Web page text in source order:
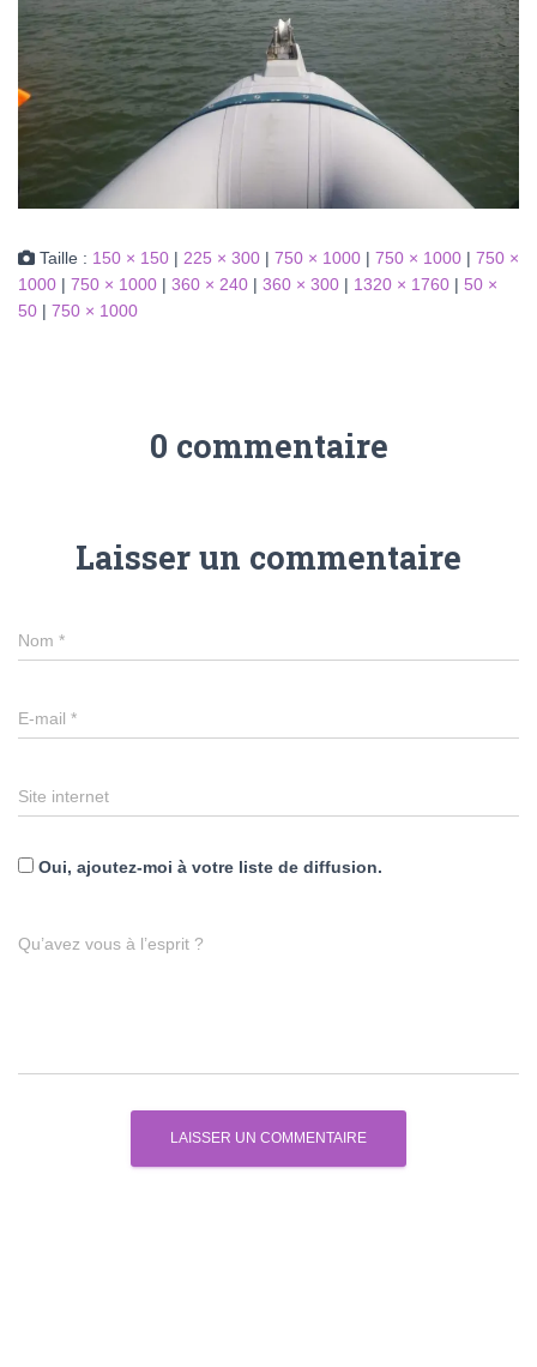
Taille : 150 × 150 | 225 × 300 | 750 × 1000 | 750 × 1000 | 750 ×
1000 | 750 × 1000 | 360 × 240 | 360 × 300 | 1320 × 1760 | 50 ×
50 | 750 × 1000
0 commentaire
Laisser un commentaire
Nom *
E-mail *
Site internet
Oui, ajoutez-moi à votre liste de diffusion.
Qu’avez vous à l’esprit ?